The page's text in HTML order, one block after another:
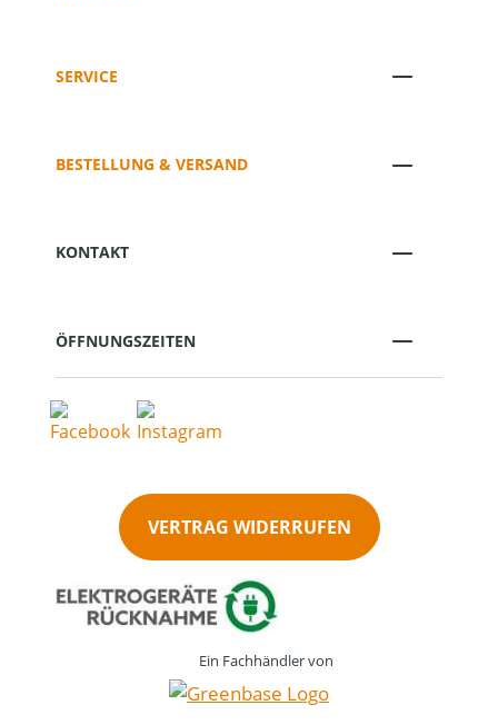
SERVICE
BESTELLUNG & VERSAND
KONTAKT
ÖFFNUNGSZEITEN
VERTRAG WIDERRUFEN
Ein Fachhändler von